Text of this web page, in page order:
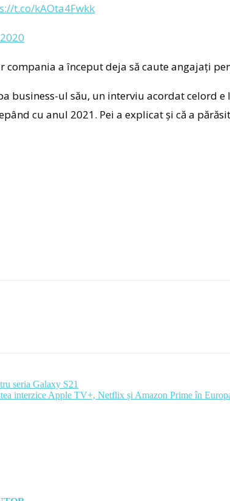
t.co/kAOta4Fwkk
compania a început deja să caute angajați
business-ul său, un interviu acordat celord e
cu anul 2021. Pei a explicat și că a
seria Galaxy S21
interzice Apple TV+, Netflix și Amazon Prime în